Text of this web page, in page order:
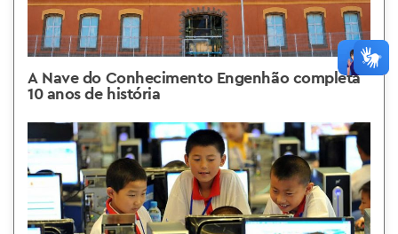
A Nave do Conhecimento Engenhão completa
10 anos de história